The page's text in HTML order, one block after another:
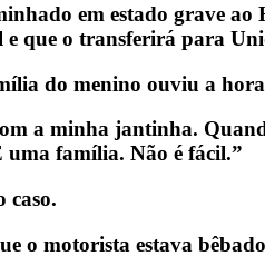
em estado grave
e que o transferirá para
do menino ouviu a
a minha jantinha.
uma família. Não é fácil.”
caso.
o motorista estava